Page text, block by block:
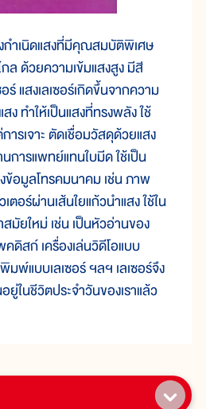
กำเนิดแสงที่มีคุณสมบัติพิเศษ
กล ด้วยความเข้มแสงสูง มีสี
ร์ แสงเลเซอร์เกิดขึ้นจากความ
ทำให้เป็นแสงที่ทรงพลัง ใช้
ารเจาะ ตัดเชื่อมวัสดุด้วยแสง
นการแพทย์แทนใบมีด ใช้เป็น
ข้อมูลโทรคมนาคม เช่น ภาพ
ตอร์ผ่านเส้นใยแก้วนำแสง ใช้ใน
มัยใหม่ เช่น เป็นหัวอ่านของ
ดิสก์ เครื่องเล่นวิดีโอแบบ
มพ์แบบเลเซอร์ ฯลฯ เลเซอร์จึง
ยู่ในชีวิตประจำวันของเราแล้ว